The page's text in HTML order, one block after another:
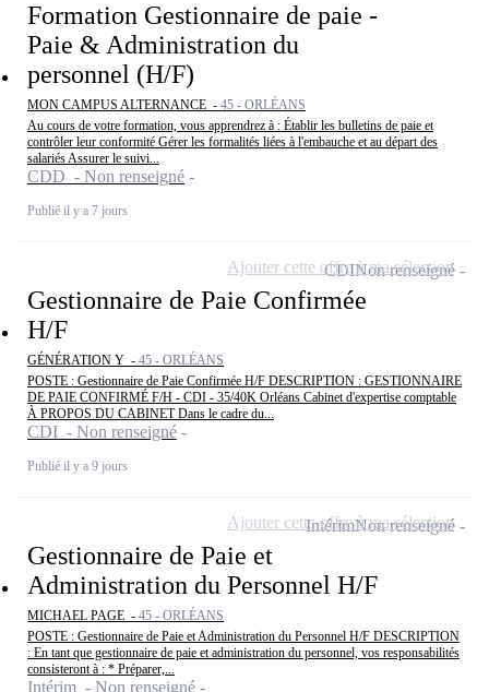
Formation Gestionnaire de paie -
Paie & Administration du
personnel (H/F)
MON CAMPUS ALTERNANCE - 45 - ORLÉANS
Au cours de votre formation, vous apprendrez à : Établir les bulletins de paie et
contrôler leur conformité Gérer les formalités liées à l'embauche et au départ des
salariés Assurer le suivi...
CDD - Non renseigné
Publié il y a 7 jours
Gestionnaire de Paie Confirmée
H/F
GÉNÉRATION Y - 45 - ORLÉANS
POSTE : Gestionnaire de Paie Confirmée H/F DESCRIPTION : GESTIONNAIRE
DE PAIE CONFIRMÉ F/H - CDI - 35/40K Orléans Cabinet d'expertise comptable
À PROPOS DU CABINET Dans le cadre du...
CDI - Non renseigné
Publié il y a 9 jours
CDINon renseigné
Ajouter cette offre à ma sélection
Gestionnaire de Paie et
Administration du Personnel H/F
MICHAEL PAGE - 45 - ORLÉANS
POSTE : Gestionnaire de Paie et Administration du Personnel H/F DESCRIPTION
: En tant que gestionnaire de paie et administration du personnel, vos responsabilités
consisteront à : * Préparer,...
Intérim - Non renseigné
IntérimNon renseigné
Ajouter cette offre à ma sélection